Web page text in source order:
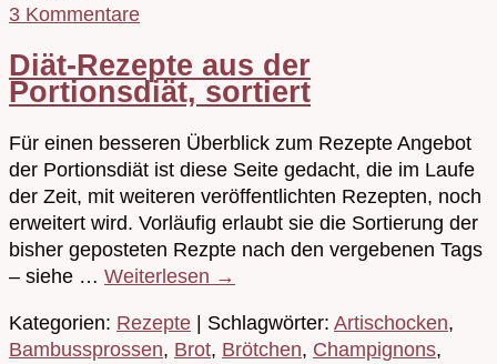
3 Kommentare
Diät-Rezepte aus der
Portionsdiät, sortiert
Für einen besseren Überblick zum Rezepte Angebot
der Portionsdiät ist diese Seite gedacht, die im Laufe
der Zeit, mit weiteren veröffentlichten Rezepten, noch
erweitert wird. Vorläufig erlaubt sie die Sortierung der
bisher geposteten Rezpte nach den vergebenen Tags
– siehe … Weiterlesen →
Kategorien: Rezepte | Schlagwörter: Artischocken,
Bambussprossen, Brot, Brötchen, Champignons,